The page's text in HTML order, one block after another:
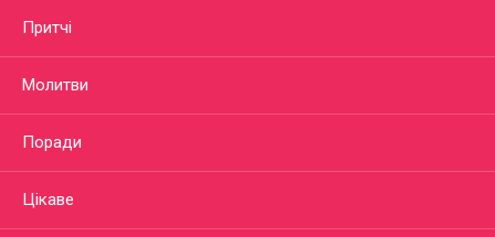
Притчі
Молитви
Поради
Цікаве